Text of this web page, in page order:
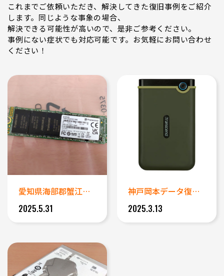
これまでご依頼いただき、解決してきた復旧事例をご紹介
します。同じような事象の場合、
解決できる可能性が高いので、是非ご参考ください。
事例にない症状でも対応可能です。お気軽にお問い合わせ
ください！
愛知県海部郡蟹江町から持ち込み...
2025.5.31
神戸岡本データ復旧成功事例｜M...
2025.3.13